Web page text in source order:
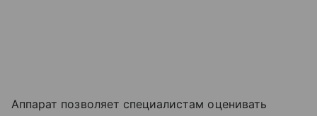
Аппарат позволяет специалистам оценивать